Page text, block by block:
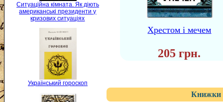
Ситуаційна кімната. Як діють
американські президенти у
кризових ситуаціях
Український гороскоп
Хрестом і мечем
205 грн.
Книжки